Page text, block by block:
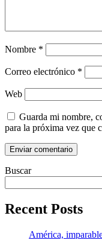
Nombre *
Correo electrónico *
Web
Guarda mi nombre,
para la próxima vez que
Buscar
Recent Posts
América,